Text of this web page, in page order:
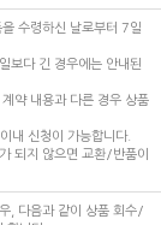
수령하신 날로부터 7일
보다 긴 경우에는 안내된
약 내용과 다른 경우 상품
내 신청이 가능합니다.
되지 않으면 교환/반품이
, 다음과 같이 상품 회수/